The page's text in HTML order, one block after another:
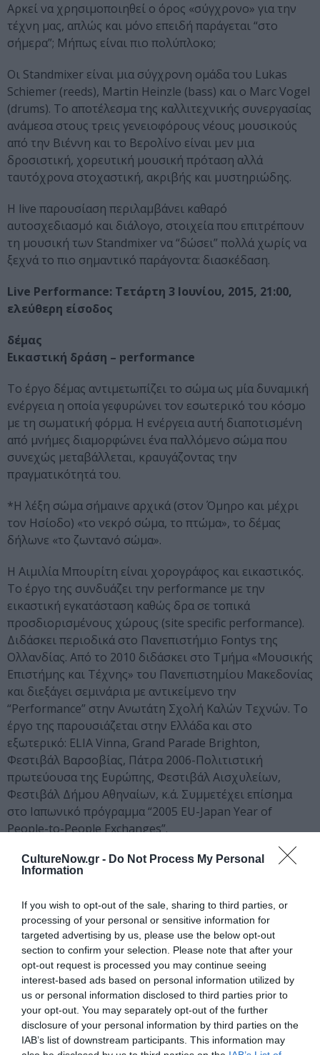
CultureNow.gr - Do Not Process My Personal
Information
If you wish to opt-out of the sale, sharing to third parties, or
processing of your personal or sensitive information for
targeted advertising by us, please use the below opt-out
section to confirm your selection. Please note that after your
opt-out request is processed you may continue seeing
interest-based ads based on personal information utilized by
us or personal information disclosed to third parties prior to
your opt-out. You may separately opt-out of the further
disclosure of your personal information by third parties on the
IAB’s list of downstream participants. This information may
Αρκεί να χρησιμοποιηθεί ο όρος «σύγχρονο» για την
τέχνη μας, απλώς και μόνο επειδή παράγεται “στο
σήμερα”; Μήπως είναι πιο πολύπλοκο;
Οι Standmixer είναι μια σύγχρονη ομάδα του Lukas
Schiemer (reeds), Martin Heinzle (bass) και ο Marc Vogel
(drums). Το αποτέλεσμα της καλλιτεχνικής συνεργασίας
ανάμεσα στους τρεις γενειοφόρους νέους μουσικούς
από την Βιέννη και το Βερολίνο είναι μεν μια
δροσιστική, χορευτική μουσική πρόταση αλλά
ταυτόχρονα στοχαστική, ακριβής και μυστηριώδης.
Η live παρουσίαση περιλαμβάνει καθαρό
αυτοσχεδιασμό και διάλογο, στοιχεία που επιτρέπουν
τη μουσική των Standmixer να “δώσει” πολλά χωρίς να
ξεχνά το πιο σημαντικό παράγοντα: διασκέδαση.
Live Performance: Τετάρτη 3 Ιουνίου, 2015, 21:00,
ελεύθερη είσοδος
δέμας
Εικαστική δράση – performance
Το έργο δέμας αντιμετωπίζει το σώμα ως μία δυναμική
ενέργεια η οποία γεφυρώνει τον εσωτερικό του κόσμο
με τη σωματική φόρμα. Η ενέργεια αυτή διαποτισμένη
από μνήμες διαμορφώνει ένα παλλόμενο σώμα που
συνεχώς μεταβάλλεται, κραυγάζοντας την
πραγματικότητά του.
*Η λέξη σώμα σήμαινε αρχικά (στον Όμηρο και μέχρι
τον Ησίοδο) «το νεκρό σώμα, το πτώμα», το δέμας
δήλωνε «το ζωντανό σώμα».
Η Αιμιλία Μπουρίτη είναι χορογράφος και εικαστικός.
Το έργο της συνδυάζει την performance με την
εικαστική εγκατάσταση καθώς δρα σε τοπικά
προσδιορισμένους χώρους (site specific performance).
Διδάσκει περιοδικά στο Πανεπιστήμιο Fontys της
Ολλανδίας. Από το 2010 διδάσκει στο Τμήμα «Μουσικής
Επιστήμης και Τέχνης» του Πανεπιστημίου Μακεδονίας
και διεξάγει σεμινάρια με αντικείμενο την
“Performance” στην Ανωτάτη Σχολή Καλών Τεχνών. Το
έργο της παρουσιάζεται στην Ελλάδα και στο
εξωτερικό: ELIA Vinna, Grand Parade Brighton,
Φεστιβάλ Βαρσοβίας, Πάτρα 2006-Πολιτιστική
πρωτεύουσα της Ευρώπης, Φεστιβάλ Αισχυλείων,
Φεστιβάλ Δήμου Αθηναίων, κ.ά. Συμμετέχει επίσημα
στο Ιαπωνικό πρόγραμμα “2005 EU-Japan Year of
People-to-People Exchanges”.
Ιδέα και εικαστική δράσηΑιμιλία Μπουρίτη
Ταυτότητα
Τοποθεσία:CHEAPART, Α. Μεταξά 25, ΑθήναΗμερομηνία:
Εγκαίνια: Τετάρτη 3 Ιουνίου, 2015Διάρκεια: 4 Ιουνίου – 4
Ιουλίου, 2015Ώρες λειτουργίας έκθεσης: Τρίτη – Παρασκευή
5:00 μ.μ. – 9:00 μ.μ.Πληροφορίες: http://cheapart.gr
Ακολουθήστε το Culturenow.gr στο Google News και
μάθετε πρώτοι όλες τις ειδήσεις